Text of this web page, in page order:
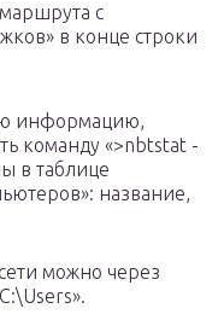
с
в конце строки
информацию,
команду «>nbtstat -
в таблице
название,
можно через